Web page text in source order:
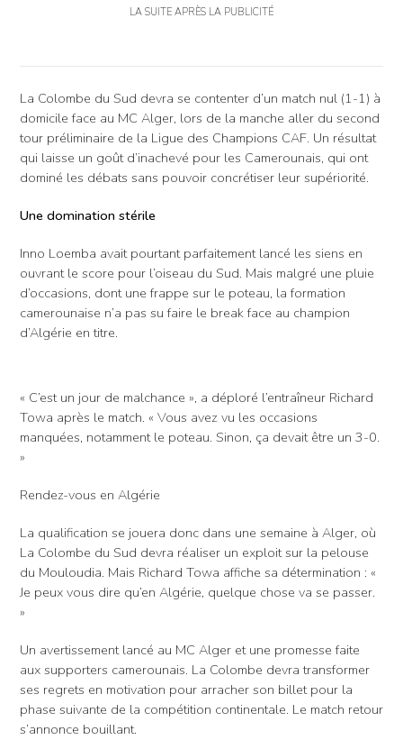
LA SUITE APRÈS LA PUBLICITÉ
La Colombe du Sud devra se contenter d’un match nul (1-1) à
domicile face au MC Alger, lors de la manche aller du second
tour préliminaire de la Ligue des Champions CAF. Un résultat
qui laisse un goût d’inachevé pour les Camerounais, qui ont
dominé les débats sans pouvoir concrétiser leur supériorité.
Une domination stérile
Inno Loemba avait pourtant parfaitement lancé les siens en
ouvrant le score pour l’oiseau du Sud. Mais malgré une pluie
d’occasions, dont une frappe sur le poteau, la formation
camerounaise n’a pas su faire le break face au champion
d’Algérie en titre.
« C’est un jour de malchance », a déploré l’entraîneur Richard
Towa après le match. « Vous avez vu les occasions
manquées, notamment le poteau. Sinon, ça devait être un 3-0.
»
Rendez-vous en Algérie
La qualification se jouera donc dans une semaine à Alger, où
La Colombe du Sud devra réaliser un exploit sur la pelouse
du Mouloudia. Mais Richard Towa affiche sa détermination : «
Je peux vous dire qu’en Algérie, quelque chose va se passer.
»
Un avertissement lancé au MC Alger et une promesse faite
aux supporters camerounais. La Colombe devra transformer
ses regrets en motivation pour arracher son billet pour la
phase suivante de la compétition continentale. Le match retour
s’annonce bouillant.